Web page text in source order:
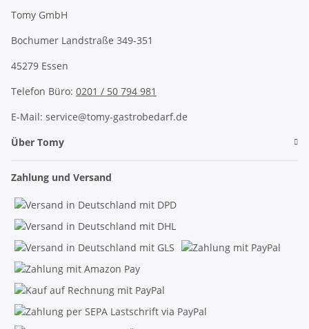
Tomy GmbH
Bochumer Landstraße 349-351
45279 Essen
Telefon Büro: 0201 / 50 794 981
E-Mail: service@tomy-gastrobedarf.de
Über Tomy
Zahlung und Versand